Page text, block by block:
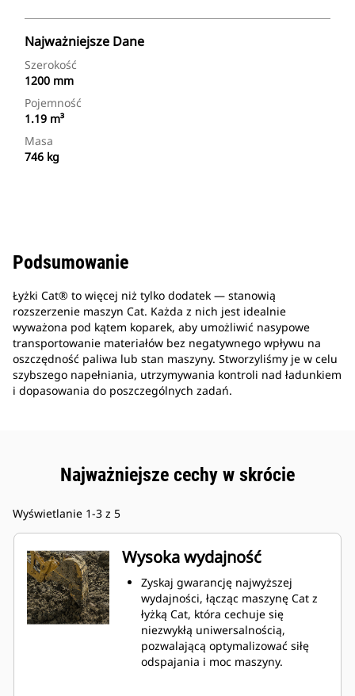
Najważniejsze Dane
Szerokość
1200 mm
Pojemność
1.19 m³
Masa
746 kg
Podsumowanie
Łyżki Cat® to więcej niż tylko dodatek — stanowią
rozszerzenie maszyn Cat. Każda z nich jest idealnie
wyważona pod kątem koparek, aby umożliwić nasypowe
transportowanie materiałów bez negatywnego wpływu na
oszczędność paliwa lub stan maszyny. Stworzyliśmy je w celu
szybszego napełniania, utrzymywania kontroli nad ładunkiem
i dopasowania do poszczególnych zadań.
Najważniejsze cechy w skrócie
Wyświetlanie 1-3 z 5
Wysoka wydajność
Zyskaj gwarancję najwyższej
wydajności, łącząc maszynę Cat z
łyżką Cat, która cechuje się
niezwykłą uniwersalnością,
pozwalającą optymalizować siłę
odspajania i moc maszyny.